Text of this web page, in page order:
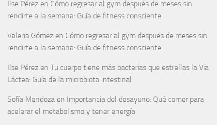
Ilse Pérez en Cómo regresar al gym después de meses sin
rendirte a la semana: Guía de fitness consciente
Valeria Gómez en Cómo regresar al gym después de meses sin
rendirte a la semana: Guía de fitness consciente
Ilse Pérez en Tu cuerpo tiene más bacterias que estrellas la Vía
Láctea: Guía de la microbiota intestinal
Sofía Mendoza en Importancia del desayuno: Qué comer para
acelerar el metabolismo y tener energía